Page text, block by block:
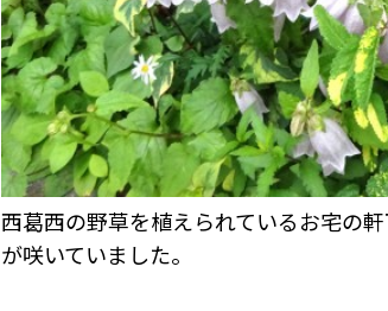
西葛西の野草を植えられているお宅の
が咲いていました。